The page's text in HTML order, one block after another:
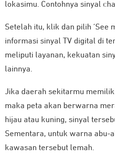
lokasimu. Contohnya sinyal
Setelah itu, klik dan pilih ‘See
informasi sinyal TV digital di
meliputi layanan, kekuatan
lainnya.
Jika daerah sekitarmu
maka peta akan berwarna
hijau atau kuning, sinyal
Sementara, untuk warna abu-
kawasan tersebut lemah.